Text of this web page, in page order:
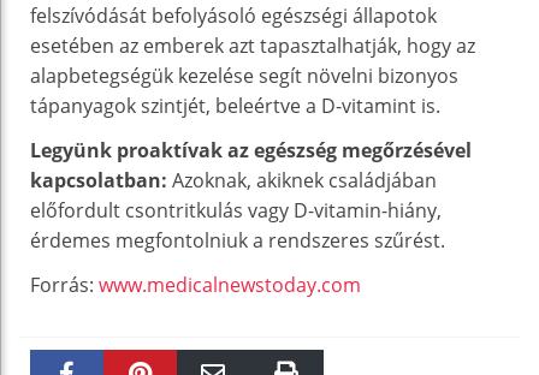
felszívódását befolyásoló egészségi állapotok
esetében az emberek azt tapasztalhatják, hogy az
alapbetegségük kezelése segít növelni bizonyos
tápanyagok szintjét, beleértve a D-vitamint is.
Legyünk proaktívak az egészség megőrzésével
kapcsolatban: Azoknak, akiknek családjában
előfordult csontritkulás vagy D-vitamin-hiány,
érdemes megfontolniuk a rendszeres szűrést.
Forrás: www.medicalnewstoday.com